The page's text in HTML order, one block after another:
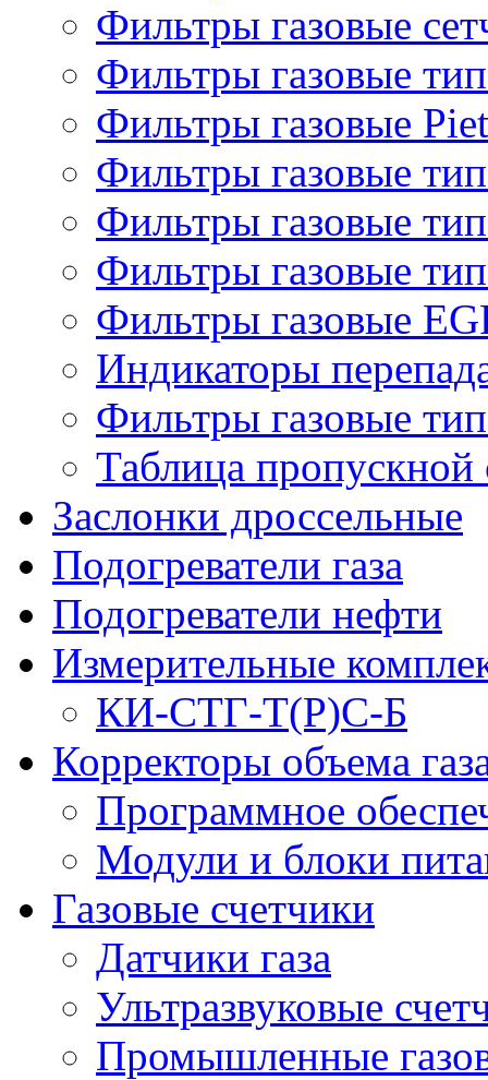
Фильтры газовые
Фильтры газовые
Фильтры газовые
Фильтры газовые
Фильтры газовые
Фильтры газовые
Фильтры газовые
Индикаторы
Фильтры газовые
Таблица пропускной
Заслонки дроссельные
Подогреватели газа
Подогреватели нефти
Измерительные
КИ-СТГ-Т(Р)С-Б
Корректоры объема
Программное
Модули и блоки
Газовые счетчики
Датчики газа
Ультразвуковые
Промышленные